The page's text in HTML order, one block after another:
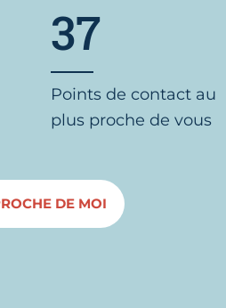
37
Points de contact au
plus proche de vous
DE MOI